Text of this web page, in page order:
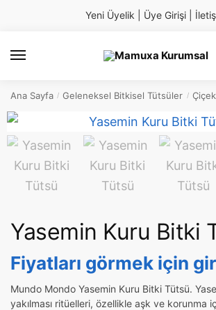
Yeni Üyelik Üye Girişi|
Ana Sayfa / Geleneksel Bitkisel Tütsüler /
Yasemin Kuru Bitki
Fiyatları görmek için
Mundo Mondo Yasemin Kuru Bitki Tütsü.
yakılması ritüelleri, özellikle aşk ve korunma